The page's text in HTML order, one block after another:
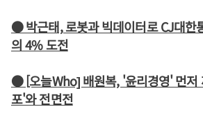
● 박근태, 로봇과 빅데이터로 CJ대한
의 4% 도전
● [오늘Who] 배원복, '윤리경영' 먼저
포'와 전면전